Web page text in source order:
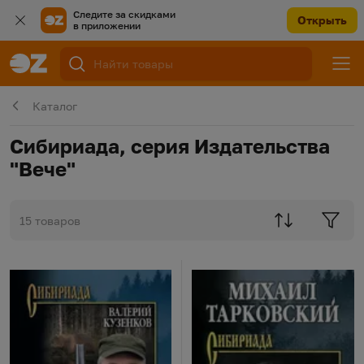
Следите за скидками
в приложении
Открыть
Каталог
Сибириада, серия Издательства
"Вече"
15 товаров